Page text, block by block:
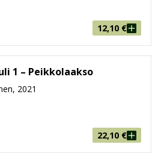
12,10 €
1 – Peikkolaakso
2021
22,10 €